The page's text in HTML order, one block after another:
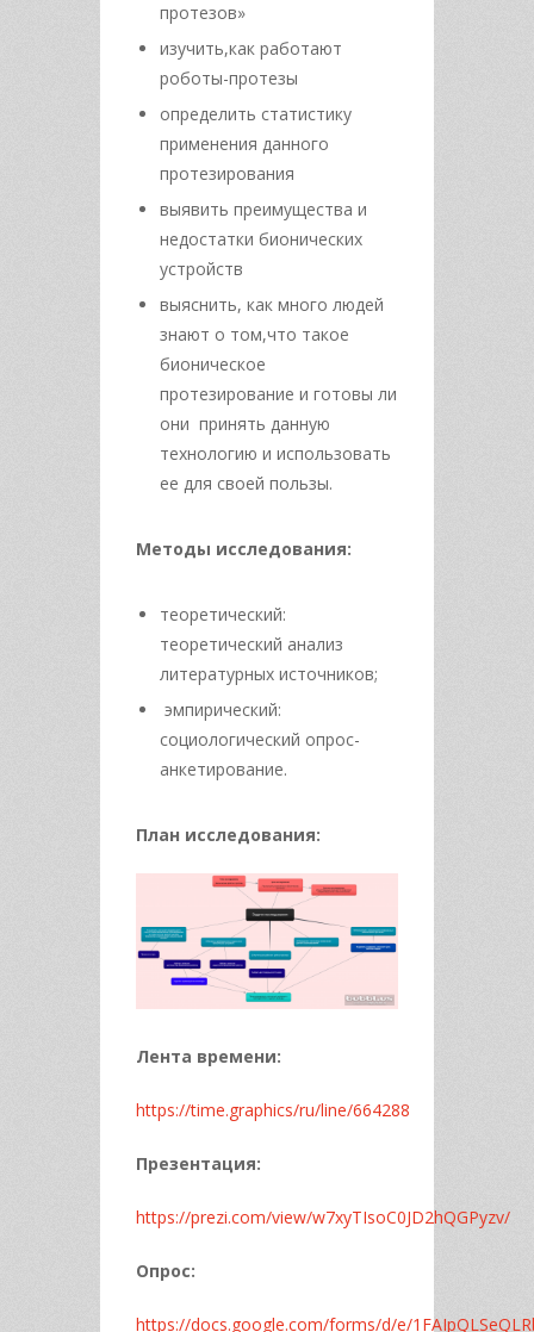
протезов»
изучить,как работают
роботы-протезы
определить статистику
применения данного
протезирования
выявить преимущества и
недостатки бионических
устройств
выяснить, как много людей
знают о том,что такое
бионическое
протезирование и готовы ли
они принять данную
технологию и использовать
ее для своей пользы.
Методы исследования:
теоретический:
теоретический анализ
литературных источников;
эмпирический:
социологический опрос-
анкетирование.
План исследования:
Лента времени:
https://time.graphics/ru/line/664288
Презентация:
https://prezi.com/view/w7xyTIsoC0JD2hQGPyzv/
Опрос:
https://docs.google.com/forms/d/e/